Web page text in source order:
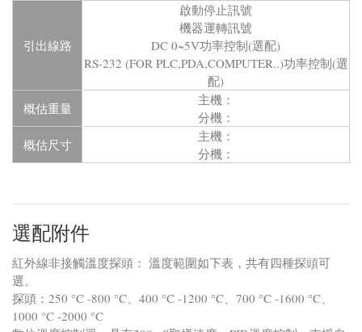
引出線路
啟動停止訊號
機器運轉訊號
DC 0~5V功率控制(選配)
RS-232 (FOR PLC,PDA,COMPUTER..)功率控制(選
配)
概估重量
主機：
分機：
概估尺寸
主機：
分機：
選配附件
紅外線非接觸溫度探頭： 溫度範圍如下表，共有四種探頭可
選。
探頭：250 °C -800 °C、400 °C -1200 °C、700 °C -1600 °C、
1000 °C -2000 °C